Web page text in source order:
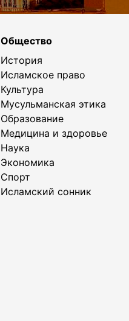
Общество
История
Исламское право
Культура
Мусульманская этика
Образование
Медицина и здоровье
Наука
Экономика
Спорт
Исламский сонник